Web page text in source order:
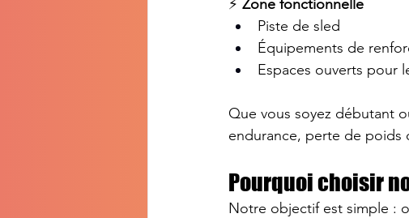
⚡ Zone fonctionnelle
Piste de sled
Équipements de
Espaces ouverts pour
Que vous soyez débutant
endurance, perte de poids
Pourquoi choisir
Notre objectif est simple :